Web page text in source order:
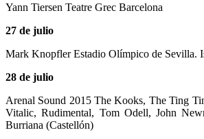
Yann Tiersen Teatre Grec Barcelona
27 de julio
Mark Knopfler Estadio Olímpico de Sevilla.
28 de julio
Arenal Sound 2015 The Kooks, The Ting
Vitalic, Rudimental, Tom Odell, John
Burriana (Castellón)